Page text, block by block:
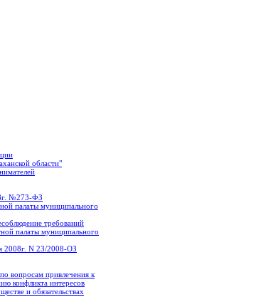
области"
№273-ФЗ
палаты муниципального
требований
палаты муниципального
2008г. N 23/2008-ОЗ
вопросам привлечения к
конфликта интересов
и обязательствах